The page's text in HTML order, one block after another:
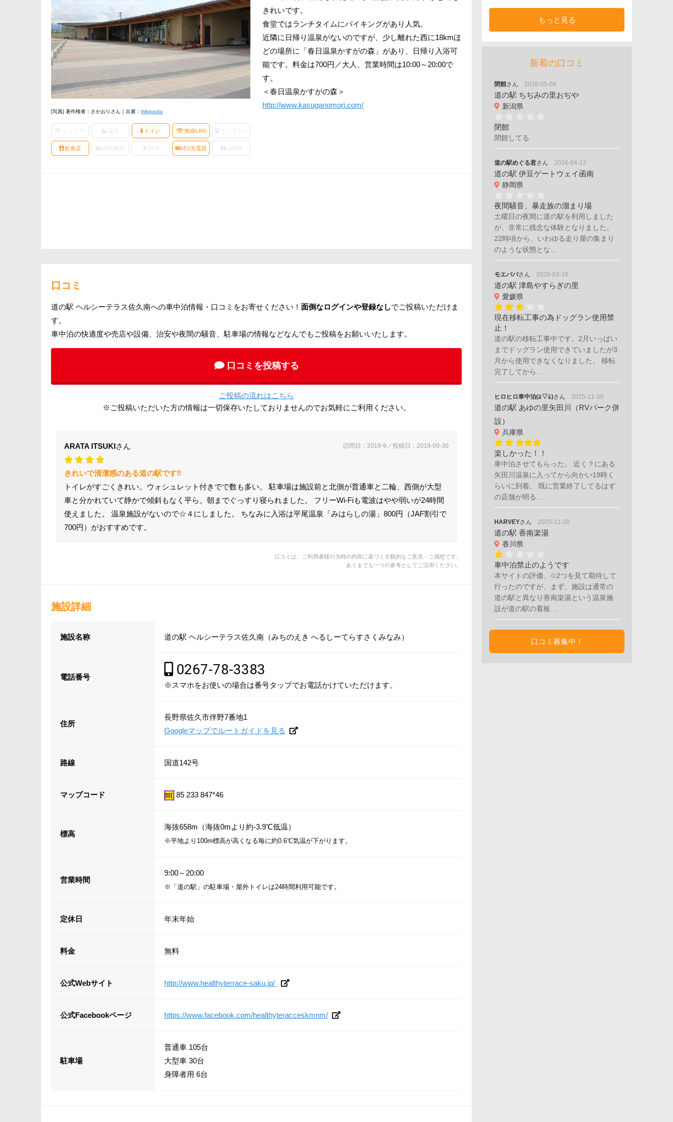
[写真] 著作権者：さかおりさん｜出展： Wikipedia
トイレ 無線LAN ドッグラン
飲食店 宿泊施設 ATM EV充電器 SA/PA
きれいです。
食堂ではランチタイムにバイキングがあり人気。
近隣に日帰り温泉がないのですが、少し離れた西に18kmほ
どの場所に「春日温泉かすがの森」があり、日帰り入浴可
能です。料金は700円／大人、営業時間は10:00～20:00で
す。
＜春日温泉かすがの森＞
http://www.kasuganomori.com/
口コミ
道の駅 ヘルシーテラス佐久南への車中泊情報・口コミをお寄せください！ 面倒なログインや登録なしでご投稿いただけま
す。
車中泊の快適度や売店や設備、治安や夜間の騒音、駐車場の情報などなんでもご投稿をお願いいたします。
口コミを投稿する
ご投稿の流れはこちら
※ご投稿いただいた方の情報は一切保存いたしておりませんのでお気軽にご利用ください。
ARATA ITSUKI さん 訪問日：2019-9／投稿日：2019-09-30
きれいで清潔感のある道の駅です‼
トイレがすごくきれい。ウォシュレット付きでで数も多い。 駐車場は施設前と北側が普通車と二輪、西側が大型
車と分かれていて静かで傾斜もなく平ら。朝までぐっすり寝られました。 フリーWi-Fiも電波はやや弱いが24時間
使えました。 温泉施設がないので☆４にしました。 ちなみに入浴は平尾温泉「みはらしの湯」800円（JAF割引で
700円）がおすすめです。
口コミは、ご利用者様の当時の内容に基づく主観的なご意見・ご感想です。
あくまでも一つの参考としてご活用ください。
施設詳細
施設名称 道の駅 ヘルシーテラス佐久南（みちのえき へるしーてらすさくみなみ）
電話番号 0267-78-3383
※スマホをお使いの場合は番号タップでお電話かけていただけます。
住所
長野県佐久市伴野7番地1
Googleマップでルートガイドを見る
路線 国道142号
マップコード 85 233 847*46
標高
海抜658m（海抜0mより約-3.9℃低温）
※平地より100m標高が高くなる毎に約0.6℃気温が下がります。
営業時間
9:00～20:00
※「道の駅」の駐車場・屋外トイレは24時間利用可能です。
定休日 年末年始
料金 無料
公式Webサイト http://www.healthyterrace-saku.jp/
公式Facebookページ https://www.facebook.com/healthyteracceskmnm/
駐車場
普通車 105台
大型車 30台
身障者用 6台
もっと見る
新着の口コミ
閉館さん 2026-05-04
道の駅 ちぢみの里おぢや
新潟県
閉館
閉館してる
道の駅めぐる君さん 2026-04-12
道の駅 伊豆ゲートウェイ函南
静岡県
夜間騒音、暴走族の溜まり場
土曜日の夜間に道の駅を利用しました
が、非常に残念な体験となりました。
22時頃から、いわゆる走り屋の集まり
のような状態とな…
モエパパさん 2026-03-16
道の駅 津島やすらぎの里
愛媛県
現在移転工事の為ドッグラン使用禁
止！
道の駅の移転工事中です。2月いっぱい
までドッグラン使用できていましたが3
月から使用できなくなりました。 移転
完了してから…
ヒロヒロ車中泊(≧▽≦)さん 2025-11-30
道の駅 あゆの里矢田川（RVパーク併
設）
兵庫県
楽しかった！！
車中泊させてもらった。 近く？にある
矢田川温泉に入ってから向かい19時く
らいに到着。 既に営業終了してるはず
の店舗が明る…
HARVEYさん 2025-11-20
道の駅 香南楽湯
香川県
車中泊禁止のようです
本サイトの評価、✩2つを見て期待して
行ったのですが、まず、施設は通常の
道の駅と異なり香南楽湯という温泉施
設が道の駅の看板…
口コミ募集中！